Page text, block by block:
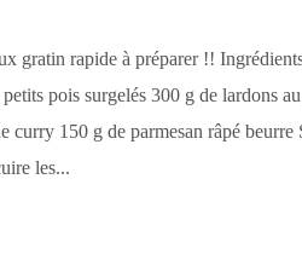
gratin rapide à préparer !!
pois surgelés 300 g de lardons
curry 150 g de parmesan râpé beurre
les...